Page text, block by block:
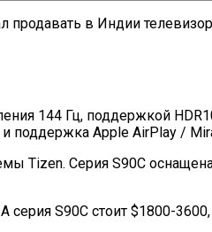
продавать в Индии
144 Гц, поддержкой
и поддержка Apple AirPlay /
Tizen. Серия S90C
S90C стоит $1800-